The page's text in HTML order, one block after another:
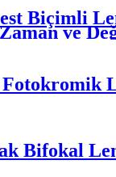
Biçimli
ve
Bifokal